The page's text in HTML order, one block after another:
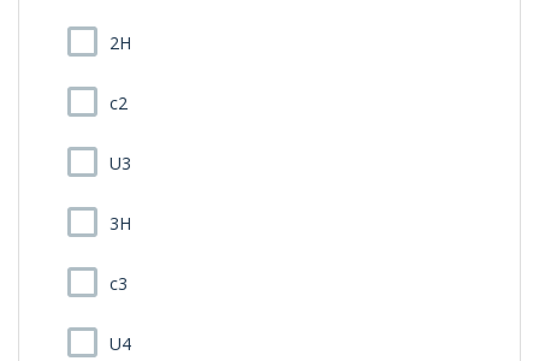
2H
c2
U3
3H
c3
U4